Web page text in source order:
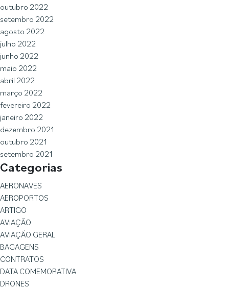
outubro 2022
setembro 2022
agosto 2022
julho 2022
junho 2022
maio 2022
abril 2022
março 2022
fevereiro 2022
janeiro 2022
dezembro 2021
outubro 2021
setembro 2021
Categorias
AERONAVES
AEROPORTOS
ARTIGO
AVIAÇÃO
AVIAÇÃO GERAL
BAGAGENS
CONTRATOS
DATA COMEMORATIVA
DRONES